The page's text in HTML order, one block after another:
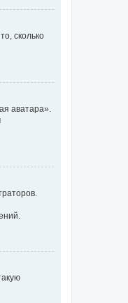
сколько
аватара».